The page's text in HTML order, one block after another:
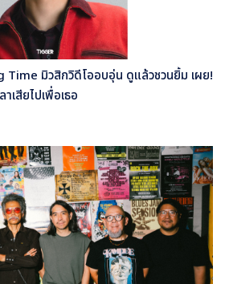
Time มิวสิกวิดีโออบอุ่น ดูแล้วชวนยิ้ม เผย!
าเสียไปเพื่อเธอ